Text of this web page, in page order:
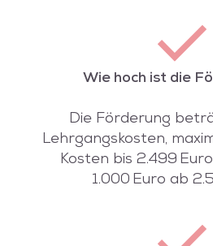
Wie hoch ist die
Die Förderung
Lehrgangskosten,
Kosten bis 2.499
1.000 Euro ab